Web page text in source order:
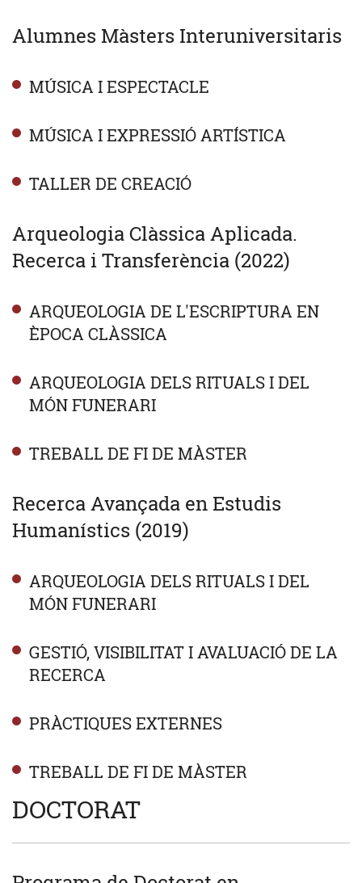
Alumnes Màsters Interuniversitaris
MÚSICA I ESPECTACLE
MÚSICA I EXPRESSIÓ ARTÍSTICA
TALLER DE CREACIÓ
Arqueologia Clàssica Aplicada.
Recerca i Transferència (2022)
ARQUEOLOGIA DE L'ESCRIPTURA EN
ÈPOCA CLÀSSICA
ARQUEOLOGIA DELS RITUALS I DEL
MÓN FUNERARI
TREBALL DE FI DE MÀSTER
Recerca Avançada en Estudis
Humanístics (2019)
ARQUEOLOGIA DELS RITUALS I DEL
MÓN FUNERARI
GESTIÓ, VISIBILITAT I AVALUACIÓ DE LA
RECERCA
PRÀCTIQUES EXTERNES
TREBALL DE FI DE MÀSTER
DOCTORAT